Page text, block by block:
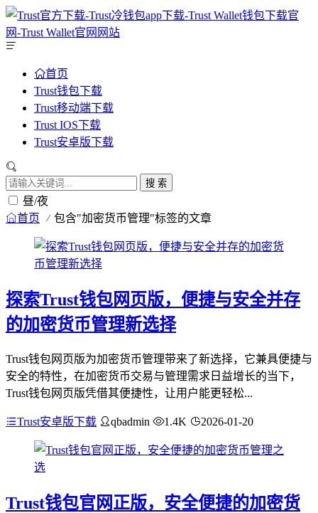
首页
Trust钱包下载
Trust移动端下载
Trust IOS下载
Trust安卓版下载
搜 索
昼/夜
首页 包含"加密货币管理"标签的文章
探索Trust钱包网页版，便捷与安全并存
的加密货币管理新选择
Trust钱包网页版为加密货币管理带来了新选择，它兼具便捷与
安全的特性，在加密货币交易与管理需求日益增长的当下，
Trust钱包网页版凭借其便捷性，让用户能更轻松...
Trust安卓版下载 qbadmin 1.4K 2026-01-20
Trust钱包官网正版，安全便捷的加密货